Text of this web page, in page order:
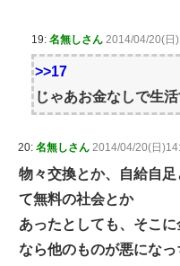
19: 名無しさん 2014/04/20(日
>>17
じゃあお金なしで生
20: 名無しさん 2014/04/20(日
物々交換とか、自給自
て無料の社会とか
あったとしても、そこ
なら他のものが悪にな